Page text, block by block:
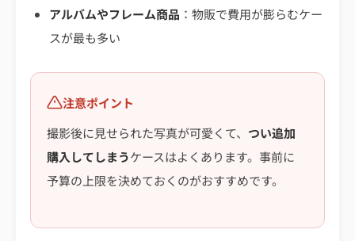
アルバムやフレーム商品 ：物販で費用が膨らむケー
スが最も多い
注意ポイント
撮影後に見せられた写真が可愛くて、 つい追加
購入してしまうケースはよくあります。事前に
予算の上限を決めておくのがおすすめです。